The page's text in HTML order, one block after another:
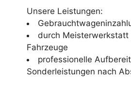
Unsere Leistungen:
durch Meisterwerkstatt
Fahrzeuge
professionelle
Sonderleistungen nach